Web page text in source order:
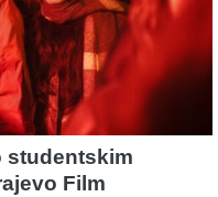
studentskim
Film